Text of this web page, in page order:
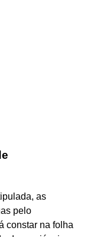
as
pelo
constar na folha